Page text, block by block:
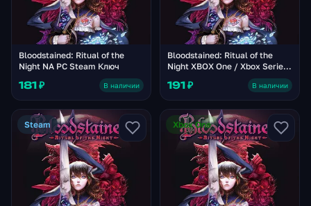
Bloodstained: Ritual of the
Night NA PC Steam Ключ
181 ₽ В наличии
Bloodstained: Ritual of the
Night XBOX One / Xbox Series
191 ₽ В наличии
Steam Xbox One